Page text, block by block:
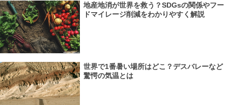
地産地消が世界を救う？SDGsの関係やフー
ドマイレージ削減をわかりやすく解説
世界で1番暑い場所はどこ？デスバレーなど
驚愕の気温とは